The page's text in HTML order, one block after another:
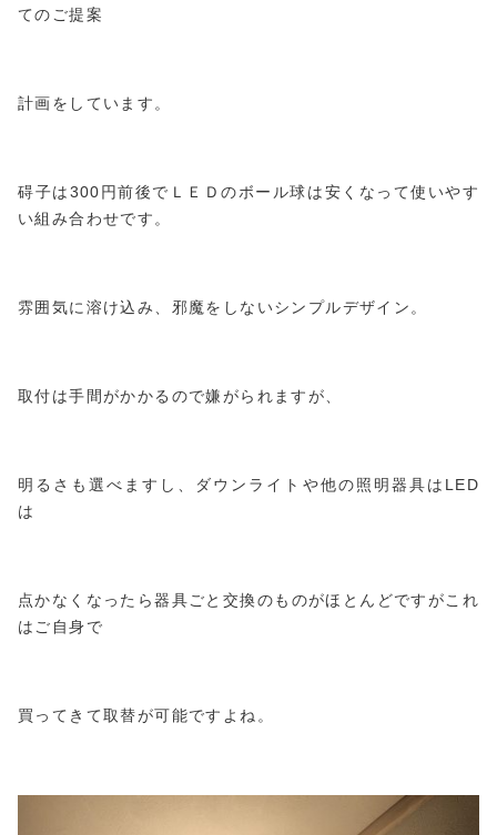
てのご提案
計画をしています。
碍子は300円前後でＬＥＤのボール球は安くなって使いやす
い組み合わせです。
雰囲気に溶け込み、邪魔をしないシンプルデザイン。
取付は手間がかかるので嫌がられますが、
明るさも選べますし、ダウンライトや他の照明器具はLED
は
点かなくなったら器具ごと交換のものがほとんどですがこれ
はご自身で
買ってきて取替が可能ですよね。